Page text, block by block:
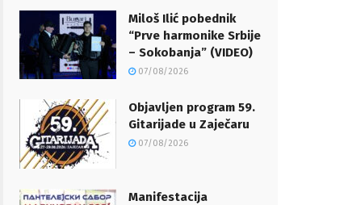
Miloš Ilić pobednik
“Prve harmonike Srbije
– Sokobanja” (VIDEO)
07/08/2026
Objavljen program 59.
Gitarijade u Zaječaru
07/08/2026
Manifestacija